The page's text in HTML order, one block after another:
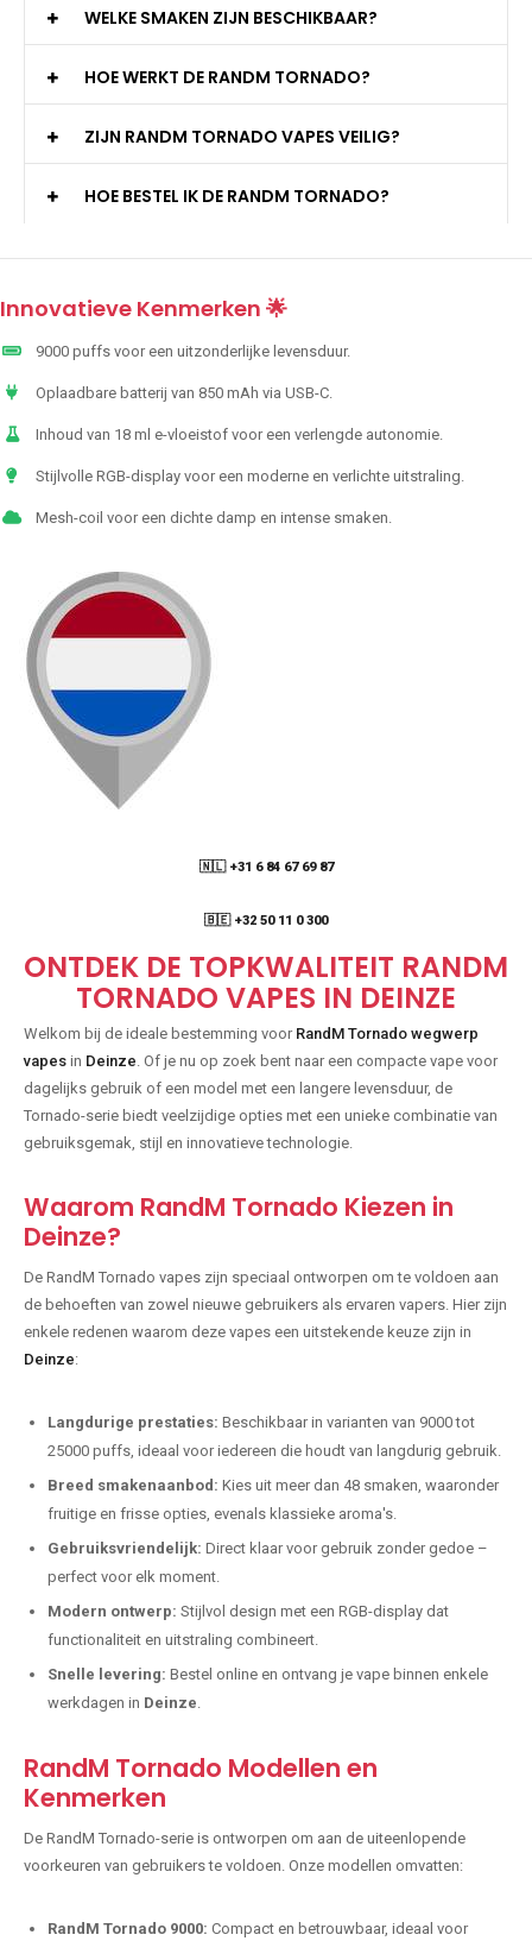
WELKE SMAKEN ZIJN BESCHIKBAAR?
HOE WERKT DE RANDM TORNADO?
ZIJN RANDM TORNADO VAPES VEILIG?
HOE BESTEL IK DE RANDM TORNADO?
Innovatieve Kenmerken 🌟
9000 puffs voor een uitzonderlijke levensduur.
Oplaadbare batterij van 850 mAh via USB-C.
Inhoud van 18 ml e-vloeistof voor een verlengde autonomie.
Stijlvolle RGB-display voor een moderne en verlichte uitstraling.
Mesh-coil voor een dichte damp en intense smaken.
🇳🇱 +31 6 84 67 69 87
🇧🇪 +32 50 11 0 300
ONTDEK DE TOPKWALITEIT RANDM
TORNADO VAPES IN DEINZE
Welkom bij de ideale bestemming voor RandM Tornado wegwerp
vapes in Deinze . Of je nu op zoek bent naar een compacte vape voor
dagelijks gebruik of een model met een langere levensduur, de
Tornado-serie biedt veelzijdige opties met een unieke combinatie van
gebruiksgemak, stijl en innovatieve technologie.
Waarom RandM Tornado Kiezen in
Deinze?
De RandM Tornado vapes zijn speciaal ontworpen om te voldoen aan
de behoeften van zowel nieuwe gebruikers als ervaren vapers. Hier zijn
enkele redenen waarom deze vapes een uitstekende keuze zijn in
Deinze:
Langdurige prestaties: Beschikbaar in varianten van 9000 tot
25000 puffs, ideaal voor iedereen die houdt van langdurig gebruik.
Breed smakenaanbod: Kies uit meer dan 48 smaken, waaronder
fruitige en frisse opties, evenals klassieke aroma's.
Gebruiksvriendelijk: Direct klaar voor gebruik zonder gedoe –
perfect voor elk moment.
Modern ontwerp: Stijlvol design met een RGB-display dat
functionaliteit en uitstraling combineert.
Snelle levering: Bestel online en ontvang je vape binnen enkele
werkdagen in Deinze
RandM Tornado Modellen en
Kenmerken
De RandM Tornado-serie is ontworpen om aan de uiteenlopende
voorkeuren van gebruikers te voldoen. Onze modellen omvatten:
RandM Tornado 9000: Compact en betrouwbaar, ideaal voor